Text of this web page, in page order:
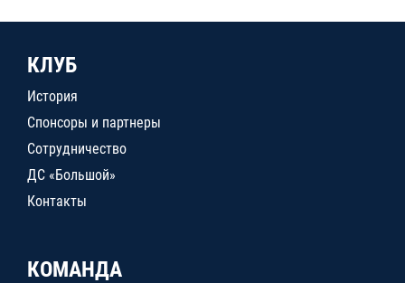
КЛУБ
История
Спонсоры и партнеры
Сотрудничество
ДС «Большой»
Контакты
КОМАНДА